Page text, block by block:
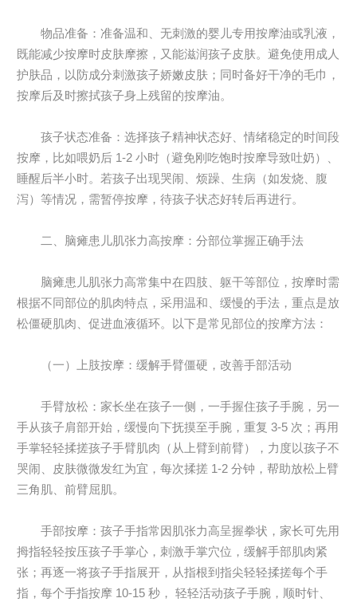
物品准备：准备温和、无刺激的婴儿专用按摩油或乳液，
既能减少按摩时皮肤摩擦，又能滋润孩子皮肤。避免使用成人
护肤品，以防成分刺激孩子娇嫩皮肤；同时备好干净的毛巾，
按摩后及时擦拭孩子身上残留的按摩油。
孩子状态准备：选择孩子精神状态好、情绪稳定的时间段
按摩，比如喂奶后 1-2 小时（避免刚吃饱时按摩导致吐奶）、
睡醒后半小时。若孩子出现哭闹、烦躁、生病（如发烧、腹
泻）等情况，需暂停按摩，待孩子状态好转后再进行。
二、脑瘫患儿肌张力高按摩：分部位掌握正确手法
脑瘫患儿肌张力高常集中在四肢、躯干等部位，按摩时需
根据不同部位的肌肉特点，采用温和、缓慢的手法，重点是放
松僵硬肌肉、促进血液循环。以下是常见部位的按摩方法：
（一）上肢按摩：缓解手臂僵硬，改善手部活动
手臂放松：家长坐在孩子一侧，一手握住孩子手腕，另一
手从孩子肩部开始，缓慢向下抚摸至手腕，重复 3-5 次；再用
手掌轻轻揉搓孩子手臂肌肉（从上臂到前臂），力度以孩子不
哭闹、皮肤微微发红为宜，每次揉搓 1-2 分钟，帮助放松上臂
三角肌、前臂屈肌。
手部按摩：孩子手指常因肌张力高呈握拳状，家长可先用
拇指轻轻按压孩子手掌心，刺激手掌穴位，缓解手部肌肉紧
张；再逐一将孩子手指展开，从指根到指尖轻轻揉搓每个手
指，每个手指按摩 10-15 秒， 轻轻活动孩子手腕，顺时针、